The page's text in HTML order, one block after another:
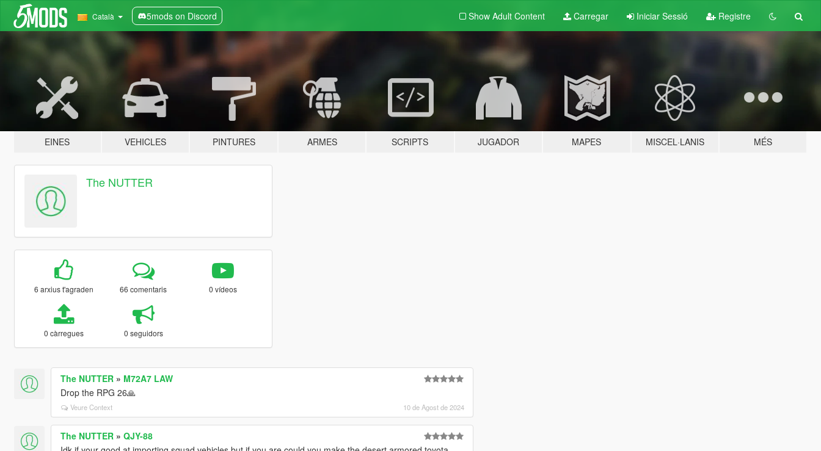
Català 5mods on Discord Show Adult Content Carregar Iniciar Sessió Registre
EINES VEHICLES PINTURES ARMES SCRIPTS JUGADOR MAPES MISCEL·LANIS MÉS
The NUTTER
6 arxius t'agraden 66 comentaris 0 vídeos
0 càrregues 0 seguidors
The NUTTER» M72A7 LAW
Drop the RPG 26🙏
Veure Context 10 de Agost de 2024
The NUTTER» QJY-88